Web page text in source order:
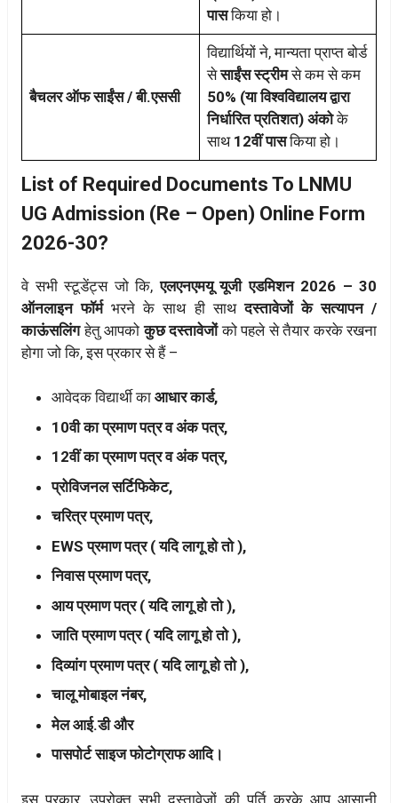
पासकिया हो।
बैचलर ऑफ साईंस / बी.एससी
विद्यार्थियों ने, मान्यता प्राप्त बोर्ड
सेसाईंस स्ट्रीमसे कम से कम
50% (या विश्वविद्यालय द्वारा
निर्धारित प्रतिशत) अंकोके
साथ 12वीं पासकिया हो।
List of Required Documents To LNMU
UG Admission (Re – Open) Online Form
2026-30?
वे सभी स्टूडेंट्स जो कि,एलएनएमयू यूजी एडमिशन 2026 – 30
ऑनलाइन फॉर्मभरने के साथ ही साथदस्तावेजों के सत्यापन /
काऊंसलिंगहेतु आपकोकुछ दस्तावेजोंको पहले से तैयार करके रखना
होगा जो कि, इस प्रकार से हैं –
आवेदक विद्यार्थी का आधार कार्ड,
10वी का प्रमाण पत्र व अंक पत्र,
12वीं का प्रमाण पत्र व अंक पत्र,
प्रोविजनल सर्टिफिकेट,
चरित्र प्रमाण पत्र,
EWS प्रमाण पत्र ( यदि लागू हो तो ),
निवास प्रमाण पत्र,
आय प्रमाण पत्र ( यदि लागू हो तो ),
जाति प्रमाण पत्र ( यदि लागू हो तो ),
दिव्यांग प्रमाण पत्र ( यदि लागू हो तो ),
चालू मोबाइल नंबर,
मेल आई.डी और
पासपोर्ट साइज फोटोग्राफ आदि।
इस प्रकार, उपरोक्त सभी दस्तावेजों की पूर्ति करके आप आसानी